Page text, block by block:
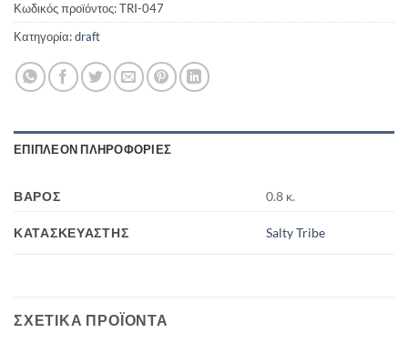
Κωδικός προϊόντος:TRI-047
Κατηγορία:draft
ΕΠΙΠΛΈΟΝ ΠΛΗΡΟΦΟΡΊΕΣ
ΒΆΡΟΣ 0.8 κ.
ΚΑΤΑΣΚΕΥΑΣΤΉΣ Salty Tribe
ΣΧΕΤΙΚΆ ΠΡΟΪΌΝΤΑ